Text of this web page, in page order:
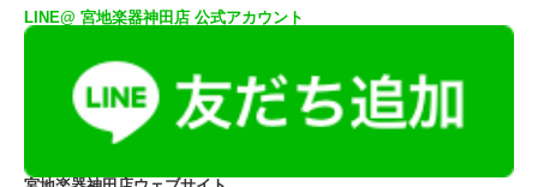
LINE@ 宮地楽器神田店 公式アカウント